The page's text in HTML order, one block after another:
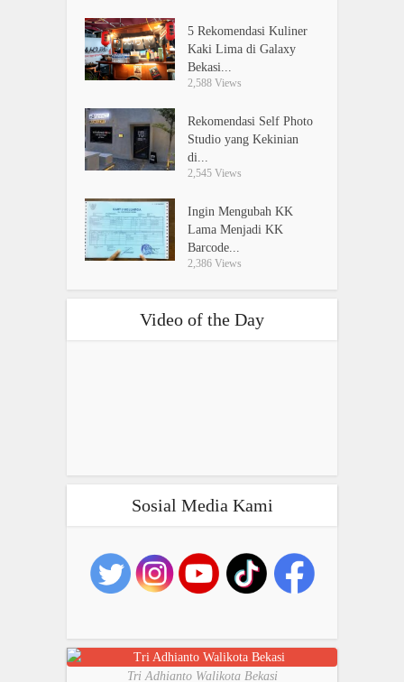
5 Rekomendasi Kuliner
Kaki Lima di Galaxy
Bekasi...
2,588 Views
Rekomendasi Self Photo
Studio yang Kekinian
di...
2,545 Views
Ingin Mengubah KK
Lama Menjadi KK
Barcode...
2,386 Views
Video of the Day
Sosial Media Kami
Tri Adhianto Walikota Bekasi